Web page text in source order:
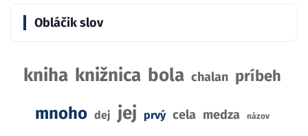
Obláčik slov
kniha knižnica bola chalan príbeh
mnoho dej jej prvý cela medza názov